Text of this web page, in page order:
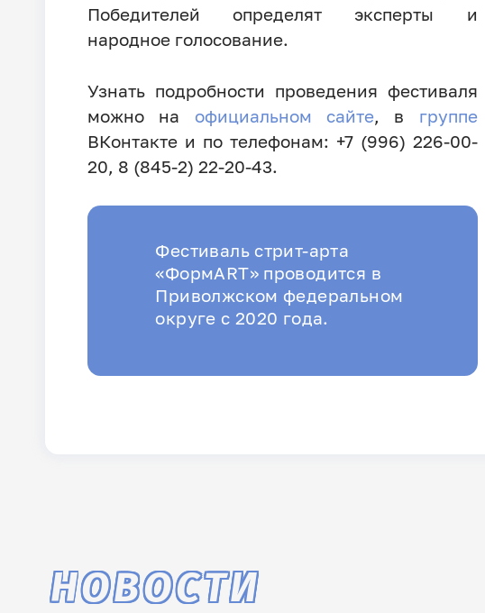
Победителей определят эксперты и
народное голосование.
Узнать подробности проведения фестиваля
можно на официальном сайте, в группе
ВКонтакте и по телефонам: +7 (996) 226-00-
20, 8 (845-2) 22-20-43.
Фестиваль стрит-арта
«ФормART» проводится в
Приволжском федеральном
округе с 2020 года.
НОВОСТИ